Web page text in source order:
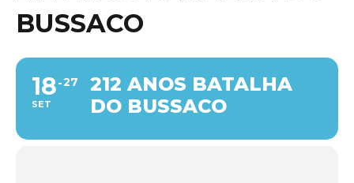
BUSSACO
18
SET
27
212 ANOS BATALHA
DO BUSSACO